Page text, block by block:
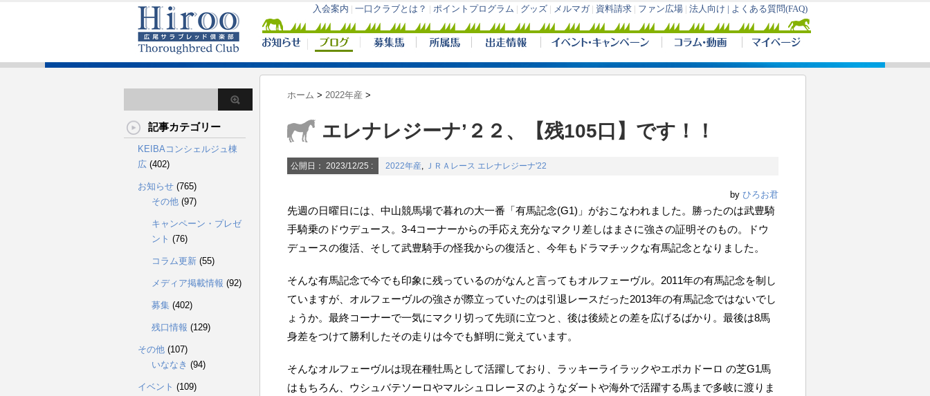
ホーム > 2022年産 >
エレナレジーナ’２２、【残105口】です！！
公開日： 2023/12/25 : 2022年産, ＪＲＡレース エレナレジーナ'22
by ひろお君
先週の日曜日には、中山競馬場で暮れの大一番「有馬記念(G1)」がおこなわれました。勝ったのは武豊騎
手騎乗のドウデュース。3-4コーナーからの手応え充分なマクリ差しはまさに強さの証明そのもの。ドウ
デュースの復活、そして武豊騎手の怪我からの復活と、今年もドラマチックな有馬記念となりました。
そんな有馬記念で今でも印象に残っているのがなんと言ってもオルフェーヴル。2011年の有馬記念を制し
ていますが、オルフェーヴルの強さが際立っていたのは引退レースだった2013年の有馬記念ではないでし
ょうか。最終コーナーで一気にマクリ切って先頭に立つと、後は後続との差を広げるばかり。最後は8馬
身差をつけて勝利したその走りは今でも鮮明に覚えています。
そんなオルフェーヴルは現在種牡馬として活躍しており、ラッキーライラックやエポカドーロ の芝G1馬
はもちろん、ウシュバテソーロやマルシュロレーヌのようなダートや海外で活躍する馬まで多岐に渡りま
記事カテゴリー
KEIBAコンシェルジュ棟
広 (402)
お知らせ (765)
その他 (97)
キャンペーン・プレゼ
ント (76)
コラム更新 (55)
メディア掲載情報 (92)
募集 (402)
残口情報 (129)
その他 (107)
いななき (94)
イベント (109)